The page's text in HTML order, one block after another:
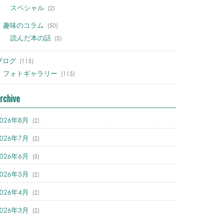
スペシャル (2)
趣味のコラム (50)
読んだ本の話 (5)
ログ (115)
フォトギャラリー (115)
年8月 (2)
年7月 (2)
年6月 (3)
年5月 (2)
年4月 (2)
年3月 (2)